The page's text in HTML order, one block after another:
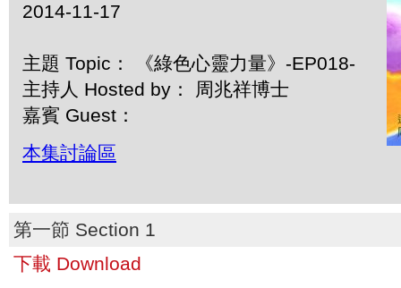
2014-11-17
主題 Topic： 《綠色心靈力量》-EP018-
主持人 Hosted by： 周兆祥博士
嘉賓 Guest：
本集討論區
第一節 Section 1
下載 Download